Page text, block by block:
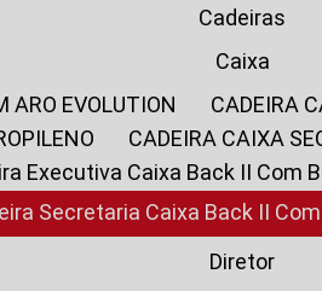
Cadeiras
Caixa
ARO EVOLUTION
CADEIRA
CADEIRA CAIXA
Executiva Caixa Back II Com
Secretaria Caixa Back II
Diretor